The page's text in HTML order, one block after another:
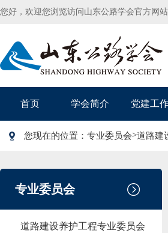
您好，欢迎您浏览访问山东公路学会官方网站
首页 学会简介 党建工
您现在的位置： 专业委员会>道路建
专业委员会
道路建设养护工程专业委员会